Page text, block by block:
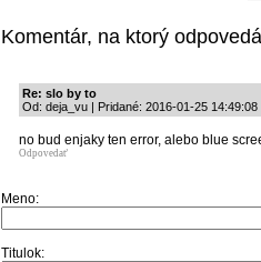
Komentár, na ktorý
Re: slo by to
Od: deja_vu | Pridané: 2016-01-25 14:49:08
no bud enjaky ten error, alebo blue
Odpovedať
Meno:
Titulok: